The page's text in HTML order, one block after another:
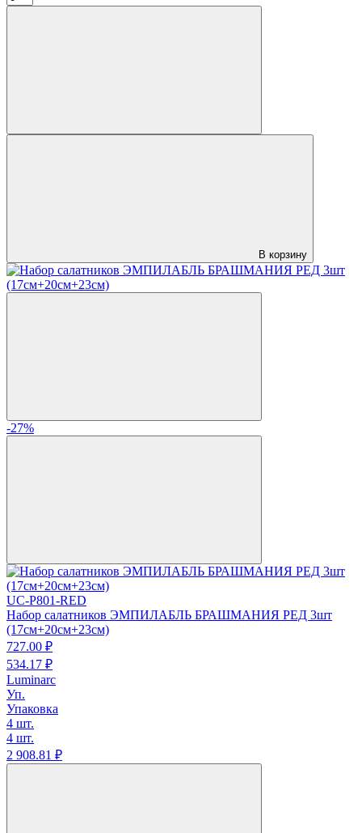
В корзину
-27%
UC-P801-RED
Набор салатников ЭМПИЛАБЛЬ БРАШМАНИЯ РЕД 3шт
(17см+20см+23см)
727.00 ₽
534.17 ₽
Luminarc
Уп.
Упаковка
4 шт.
4 шт.
2 908.81 ₽